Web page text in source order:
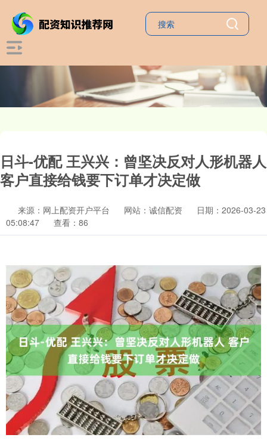
日斗-优配 王兴兴：曾坚决反对人形机器人
客户直接给钱要下订单才决定做
来源：网上配资开户平台 网站：诚信配资
日期：2026-03-23
05:08:47
查看：86